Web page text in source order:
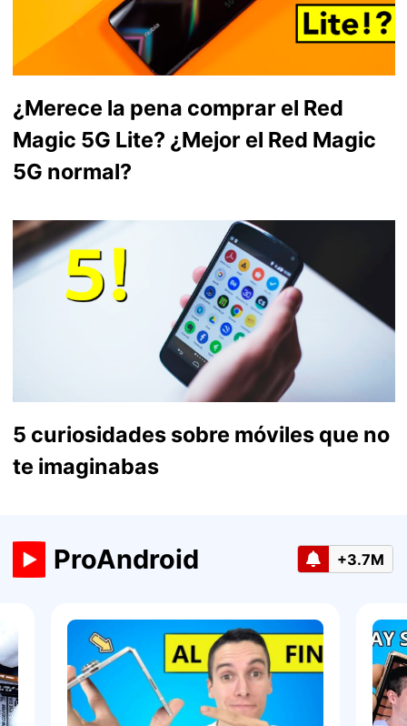
¿Merece la pena comprar el Red
Magic 5G Lite? ¿Mejor el Red Magic
5G normal?
5 curiosidades sobre móviles que no
te imaginabas
ProAndroid +3.7M